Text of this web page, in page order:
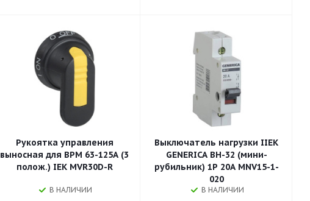
Рукоятка управления
выносная для ВРМ 63-125А (3
полож.) IEK MVR30D-R
В НАЛИЧИИ
Выключатель нагрузки IIEK
GENERICA ВН-32 (мини-
рубильник) 1Р 20А MNV15-1-
020
В НАЛИЧИИ